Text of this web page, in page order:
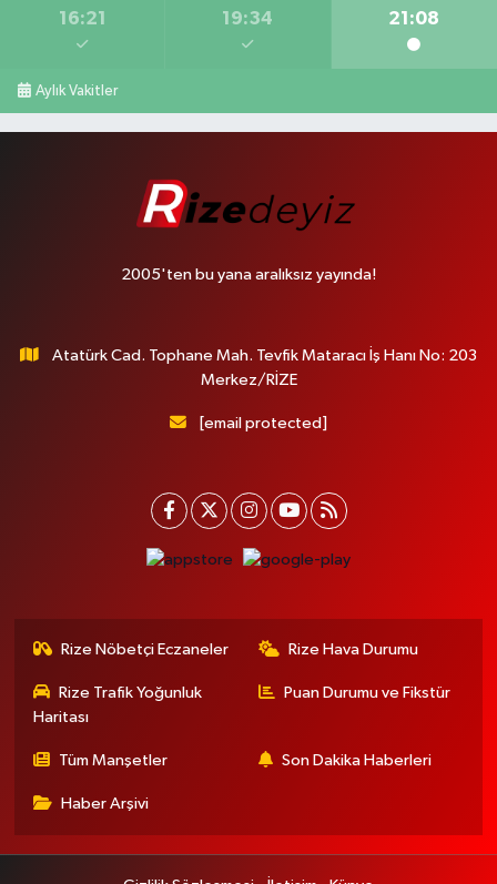
16:21 19:34 21:08
Aylık Vakitler
2005'ten bu yana aralıksız yayında!
Atatürk Cad. Tophane Mah. Tevfik Mataracı İş Hanı No: 203
Merkez/RİZE
[email protected]
Rize Nöbetçi Eczaneler Rize Hava Durumu
Rize Trafik Yoğunluk
Haritası
Puan Durumu ve Fikstür
Tüm Manşetler Son Dakika Haberleri
Haber Arşivi